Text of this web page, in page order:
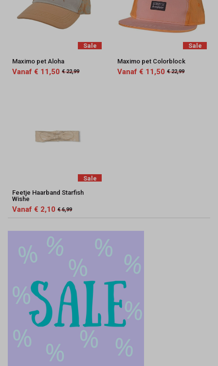
Sale
Maximo pet Aloha
Vanaf € 11,50 € 22,99
Sale
Maximo pet Colorblock
Vanaf € 11,50 € 22,99
Sale
Feetje Haarband Starfish
Wishe
Vanaf € 2,10 € 6,99